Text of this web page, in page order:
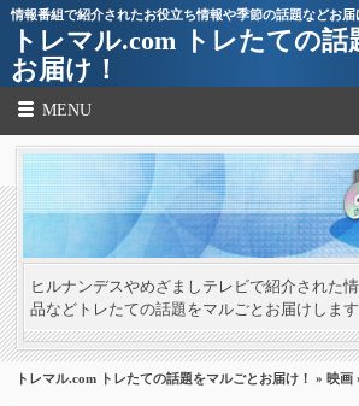
情報番組で紹介されたお役立ち情報や季節の話題などお届
トレマル.com トレたての話
お届け！
MENU
ヒルナンデスやめざましテレビで紹介された
品などトレたての話題をマルごとお届けします
トレマル.com トレたての話題をマルごとお届け！ »映画